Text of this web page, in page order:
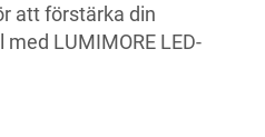
att förstärka din
LUMIMORE LED-